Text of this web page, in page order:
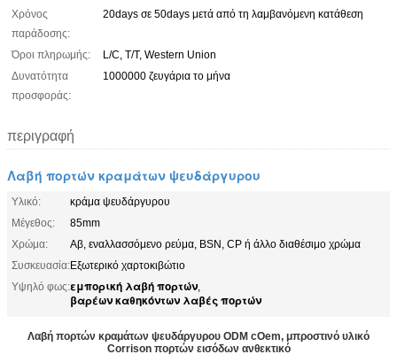
Χρόνος
παράδοσης:
20days σε 50days μετά από τη λαμβανόμενη κατάθεση
Όροι πληρωμής:
L/C, T/T, Western Union
Δυνατότητα
προσφοράς:
1000000 ζευγάρια το μήνα
περιγραφή
Λαβή πορτών κραμάτων ψευδάργυρου
Υλικό:
κράμα ψευδάργυρου
Μέγεθος:
85mm
Χρώμα:
Αβ, εναλλασσόμενο ρεύμα, BSN, CP ή άλλο διαθέσιμο χρώμα
Συσκευασία:Εξωτερικό χαρτοκιβώτιο
Υψηλό φως:εμπορική λαβή πορτών,
βαρέων καθηκόντων λαβές πορτών
Λαβή πορτών κραμάτων ψευδάργυρου ODM cOem, μπροστινό υλικό
Corrison πορτών εισόδων ανθεκτικό